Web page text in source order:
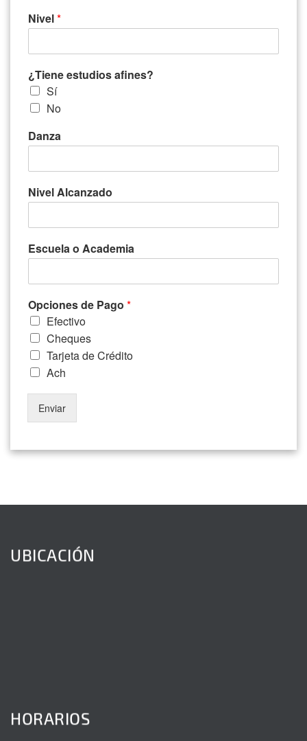
Nivel*
¿Tiene estudios afines?
Sí
No
Danza
Nivel Alcanzado
Escuela o Academia
Opciones de Pago *
Efectivo
Cheques
Tarjeta de Crédito
Ach
Enviar
UBICACIÓN
HORARIOS